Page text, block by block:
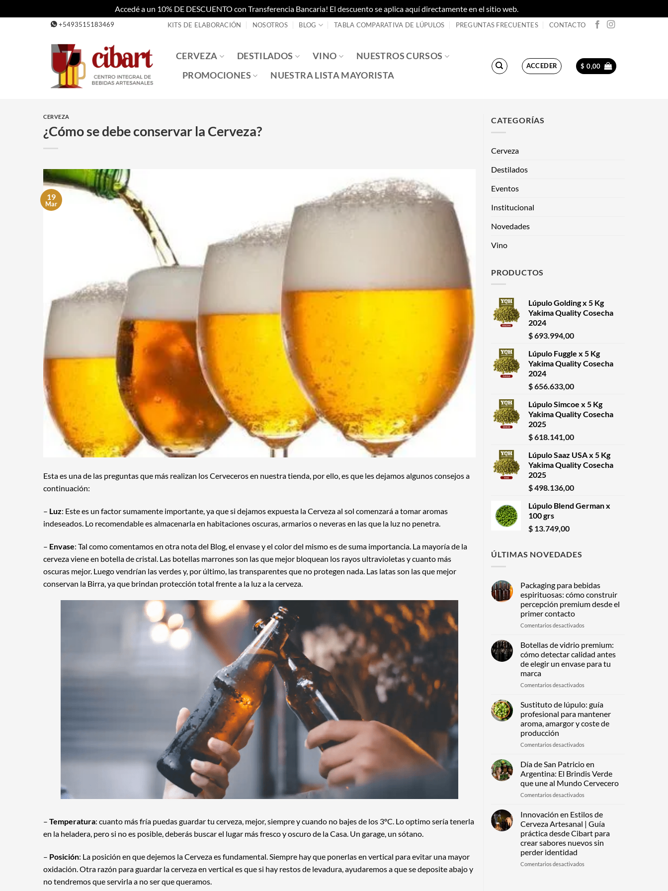
Accedé a un 10% DE DESCUENTO con Transferencia Bancaria! El descuento se aplica aquí directamente en el sitio web.
+5493515183469 KITS DE ELABORACIÓN NOSOTROS BLOG TABLA COMPARATIVA DE LÚPULOS PREGUNTAS FRECUENTES CONTACTO
CERVEZA DESTILADOS VINO
NUESTROS CURSOS
PROMOCIONES
NUESTRA LISTA MAYORISTA
ACCEDER $ 0,00
CERVEZA
¿Cómo se debe conservar la Cerveza?
19
Mar
Esta es una de las preguntas que más realizan los Cerveceros en nuestra tienda, por ello, es que les dejamos algunos consejos a
continuación:
– Luz: Este es un factor sumamente importante, ya que si dejamos expuesta la Cerveza al sol comenzará a tomar aromas
indeseados. Lo recomendable es almacenarla en habitaciones oscuras, armarios o neveras en las que la luz no penetra.
– Envase: Tal como comentamos en otra nota del Blog, el envase y el color del mismo es de suma importancia. La mayoría de la
cerveza viene en botella de cristal. Las botellas marrones son las que mejor bloquean los rayos ultravioletas y cuanto más
oscuras mejor. Luego vendrían las verdes y, por último, las transparentes que no protegen nada. Las latas son las que mejor
conservan la Birra, ya que brindan protección total frente a la luz a la cerveza.
– Temperatura: cuanto más fría puedas guardar tu cerveza, mejor, siempre y cuando no bajes de los 3ºC. Lo optimo sería tenerla
en la heladera, pero si no es posible, deberás buscar el lugar más fresco y oscuro de la Casa. Un garage, un sótano.
– Posición: La posición en que dejemos laCervezaes fundamental. Siempre hay que ponerlas en vertical para evitar una mayor
oxidación. Otra razón para guardar la cerveza en vertical es que si hay restos de levadura, ayudaremos a que se deposite abajo y
no tendremos que servirla a no ser que queramos.
CATEGORÍAS
Cerveza
Destilados
Eventos
Institucional
Novedades
Vino
PRODUCTOS
Lúpulo Golding x 5 Kg
Yakima Quality Cosecha
2024
$693.994,00
Lúpulo Fuggle x 5 Kg
Yakima Quality Cosecha
2024
$656.633,00
Lúpulo Simcoe x 5 Kg
Yakima Quality Cosecha
2025
$618.141,00
Lúpulo Saaz USA x 5 Kg
Yakima Quality Cosecha
2025
$498.136,00
Lúpulo Blend German x
100 grs
$ 13.749,00
ÚLTIMAS NOVEDADES
Packaging para bebidas
espirituosas: cómo construir
percepción premium desde el
primer contacto
Comentarios desactivados
bebidas
espirituosas:
cómo
el
primer
contacto
Botellas de vidrio premium:
cómo detectar calidad antes
de elegir un envase para tu
marca
Comentarios desactivados
vidrio
premium:
cómo
elegir
un
envase
marca
Sustituto de lúpulo: guía
profesional para mantener
aroma, amargor y coste de
producción
Comentarios desactivados
lúpulo:
guía
profesional
para
aroma,
amargor
y
coste
de
Día de San Patricio en
Argentina: El Brindis Verde
que une al Mundo Cervecero
Comentarios desactivados
de
San
Patricio
en
Argentina:
Innovación en Estilos de
Cerveza Artesanal | Guía
práctica desde Cibart para
crear sabores nuevos sin
perder identidad
Comentarios desactivados